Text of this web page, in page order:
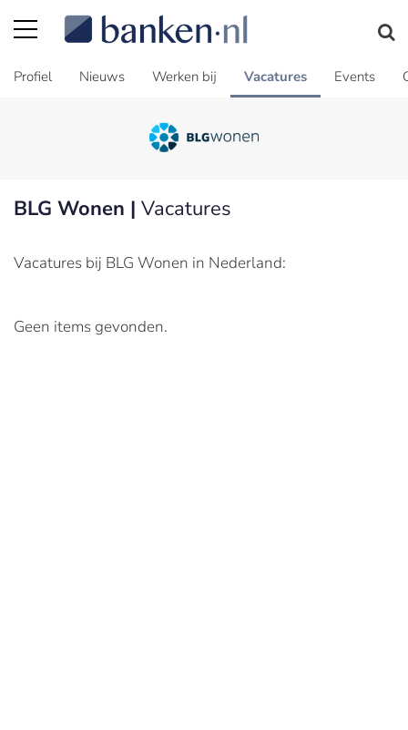
Profiel Nieuws Werken bij Vacatures Events
BLG Wonen | Vacatures
Vacatures bij BLG Wonen in Nederland:
Geen items gevonden.